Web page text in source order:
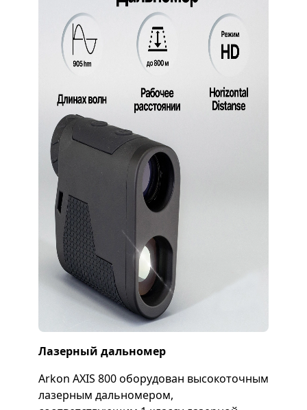
Лазерный дальномер
Arkon AXIS 800 оборудован высокоточным
лазерным дальномером,